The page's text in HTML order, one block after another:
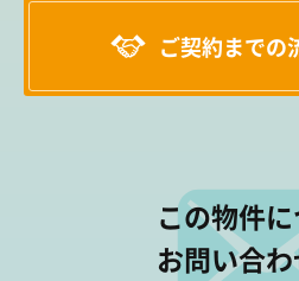
ご契約までの
この物件
お問い合